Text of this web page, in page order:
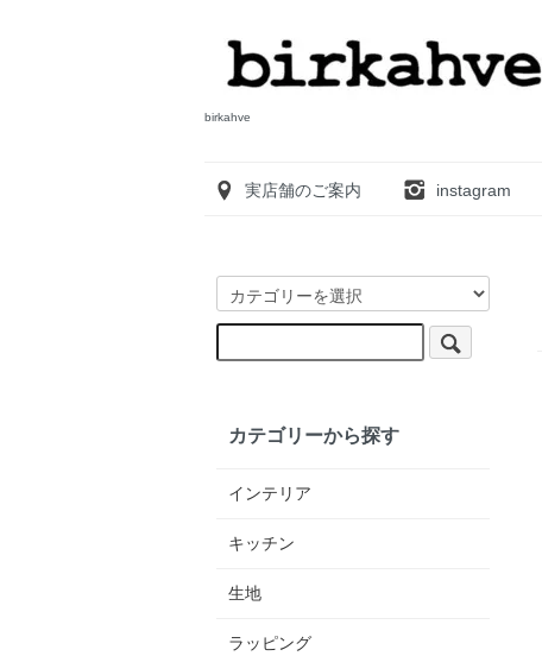
birkahve
実店舗のご案内 instagram
カテゴリーから探す
インテリア
キッチン
生地
ラッピング